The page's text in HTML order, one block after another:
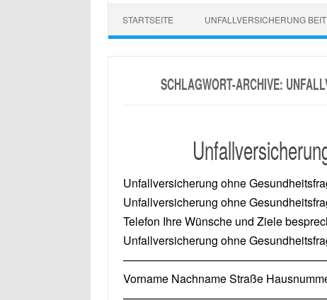
STARTSEITE UNFALLVERSICHERUNG
SCHLAGWORT-ARCHIVE:
Unfallversicherung ohne
Unfallversicherung ohne
Telefon Ihre Wünsche und Ziele
Unfallversicherung ohne
Vorname Nachname Straße